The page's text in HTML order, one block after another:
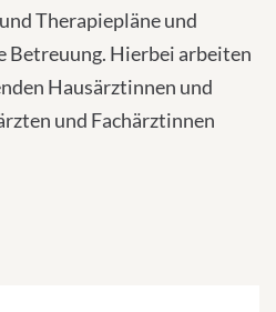
Therapiepläne und
Betreuung. Hierbei arbeiten
Hausärztinnen und
und Fachärztinnen